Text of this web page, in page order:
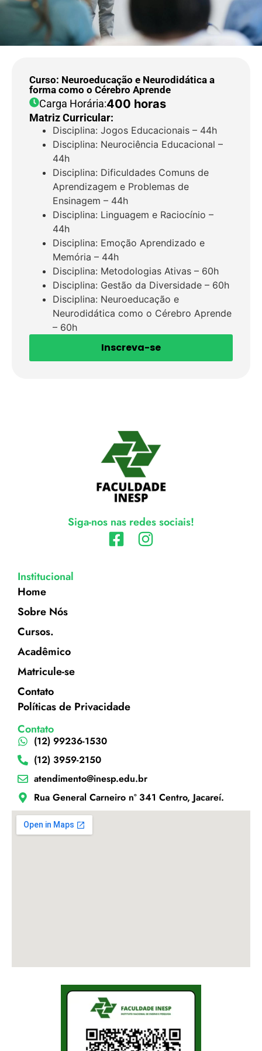
Curso: Neuroeducação e Neurodidática a
forma como o Cérebro Aprende
Carga Horária:400 horas
Matriz Curricular:
Disciplina: Jogos Educacionais – 44h
Disciplina: Neurociência Educacional –
44h
Disciplina: Dificuldades Comuns de
Aprendizagem e Problemas de
Ensinagem – 44h
Disciplina: Linguagem e Raciocínio –
44h
Disciplina: Emoção Aprendizado e
Memória – 44h
Disciplina: Metodologias Ativas – 60h
Disciplina: Gestão da Diversidade – 60h
Disciplina: Neuroeducação e
Neurodidática como o Cérebro Aprende
– 60h
Inscreva-se
Siga-nos nas redes sociais!
Institucional
Home
Sobre Nós
Cursos.
Acadêmico
Matricule-se
Contato
Políticas de Privacidade
Contato
(12) 99236-1530
(12) 3959-2150
atendimento@inesp.edu.br
Rua General Carneiro nº 341 Centro, Jacareí.